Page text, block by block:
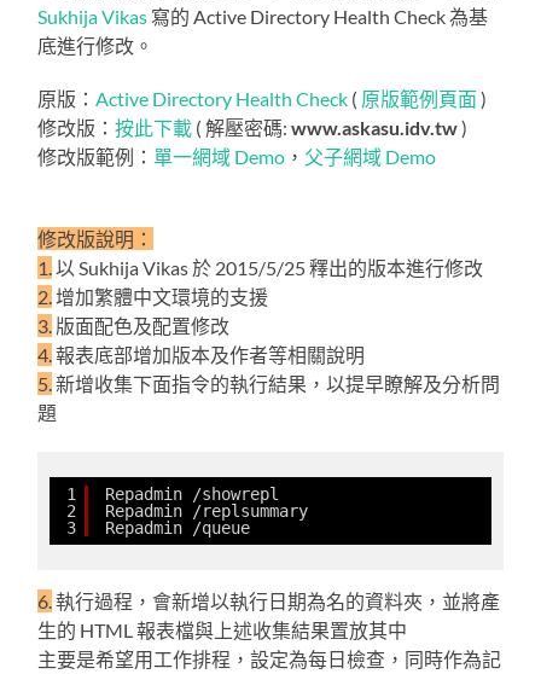
Sukhija Vikas 寫的 Active Directory Health Check 為基
底進行修改。
原版：Active Directory Health Check ( 原版範例頁面)
修改版：按此下載 ( 解壓密碼:www.askasu.idv.tw)
修改版範例： 單一網域 Demo ， 父子網域 Demo
修改版說明：
1.以 Sukhija Vikas 於 2015/5/25 釋出的版本進行修改
2.增加繁體中文環境的支援
3. 版面配色及配置修改
4.報表底部增加版本及作者等相關說明
5.新增收集下面指令的執行結果，以提早瞭解及分析問
題
1
2
3
Repadmin /showrepl
Repadmin /replsummary
Repadmin /queue
6. 執行過程，會新增以執行日期為名的資料夾，並將產
生的 HTML 報表檔與上述收集結果置放其中
主要是希望用工作排程，設定為每日檢查，同時作為記